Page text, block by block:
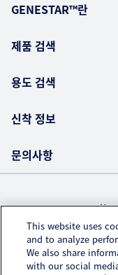
GENESTAR™란
제품 검색
용도 검색
신착 정보
문의사항
This website uses
and to analyze
We also share
with our social